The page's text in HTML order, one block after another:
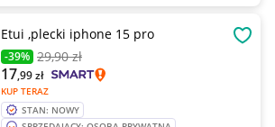
Etui ,plecki iphone 15 pro
-39% 29,90 zł
KUP TERAZ
17,99zł
STAN: NOWY